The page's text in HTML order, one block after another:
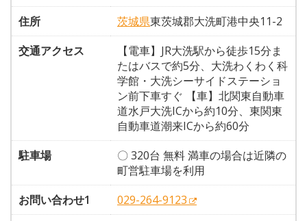
住所
茨城県東茨城郡大洗町港中央11-2
交通アクセス
【電車】JR大洗駅から徒歩15分ま
たはバスで約5分、大洗わくわく科
学館・大洗シーサイドステーショ
ン前下車すぐ 【車】北関東自動車
道水戸大洗ICから約10分、東関東
自動車道潮来ICから約60分
駐車場
〇 320台 無料 満車の場合は近隣の
町営駐車場を利用
お問い合わせ1
029-264-9123